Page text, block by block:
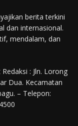
berita terkini
dan internasional.
mendalam, dan
: Jln. Lorong
Dua. Kecamatan
– Telepon: